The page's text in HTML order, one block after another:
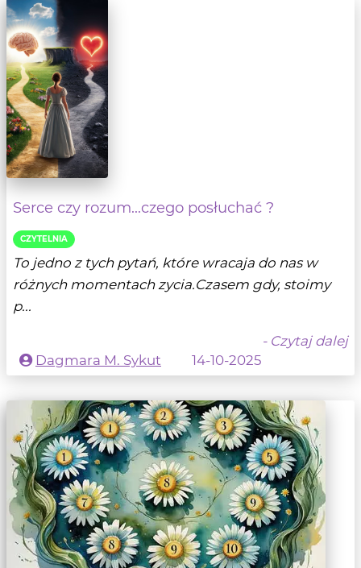
Serce czy rozum...czego posłuchać ?
CZYTELNIA
To jedno z tych pytań, które wracaja do nas w
różnych momentach zycia.Czasem gdy, stoimy
p...
- Czytaj dalej
Dagmara M. Sykut
14-10-2025